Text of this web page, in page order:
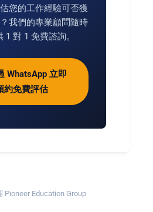
您的工作經驗可否獲
我們的專業顧問隨時
1 對 1 免費諮詢。
WhatsApp 立即
約免費評估
Pioneer Education Group